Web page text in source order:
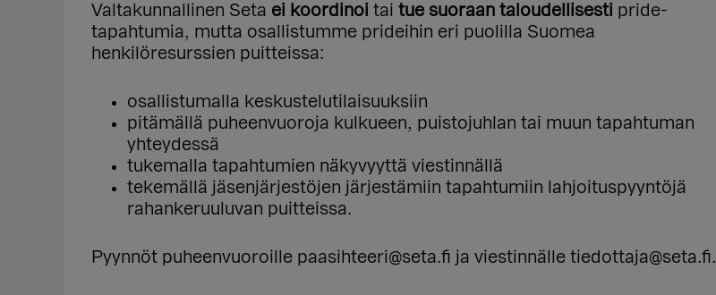
Valtakunnallinen Seta ei koordinoi tai tue suoraan taloudellisesti pride-
tapahtumia, mutta osallistumme prideihin eri puolilla Suomea
henkilöresurssien puitteissa:
osallistumalla keskustelutilaisuuksiin
pitämällä puheenvuoroja kulkueen, puistojuhlan tai muun tapahtuman
yhteydessä
tukemalla tapahtumien näkyvyyttä viestinnällä
tekemällä jäsenjärjestöjen järjestämiin tapahtumiin lahjoituspyyntöjä
rahankeruuluvan puitteissa.
Pyynnöt puheenvuoroille paasihteeri@seta.fi ja viestinnälle tiedottaja@seta.fi.